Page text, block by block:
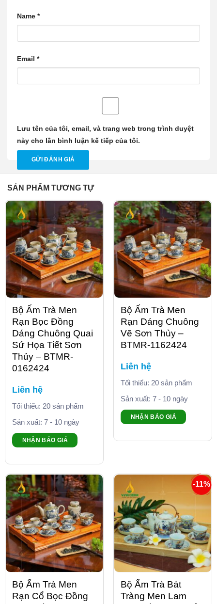
Name *
Email *
Lưu tên của tôi, email, và trang web trong trình duyệt
này cho lần bình luận kế tiếp của tôi.
SẢN PHẨM TƯƠNG TỰ
Bộ Ấm Trà Men
Rạn Bọc Đồng
Dáng Chuông Quai
Sứ Họa Tiết Sơn
Thủy – BTMR-
0162424
Liên hệ
Tối thiểu: 20 sản phẩm
Sản xuất: 7 - 10 ngày
NHẬN BÁO GIÁ
Bộ Ấm Trà Men
Rạn Dáng Chuông
Vẽ Sơn Thủy –
BTMR-1162424
Liên hệ
Tối thiểu: 20 sản phẩm
Sản xuất: 7 - 10 ngày
NHẬN BÁO GIÁ
Bộ Ấm Trà Men
Rạn Cổ Bọc Đồng
-11%
Bộ Ấm Trà Bát
Tràng Men Lam